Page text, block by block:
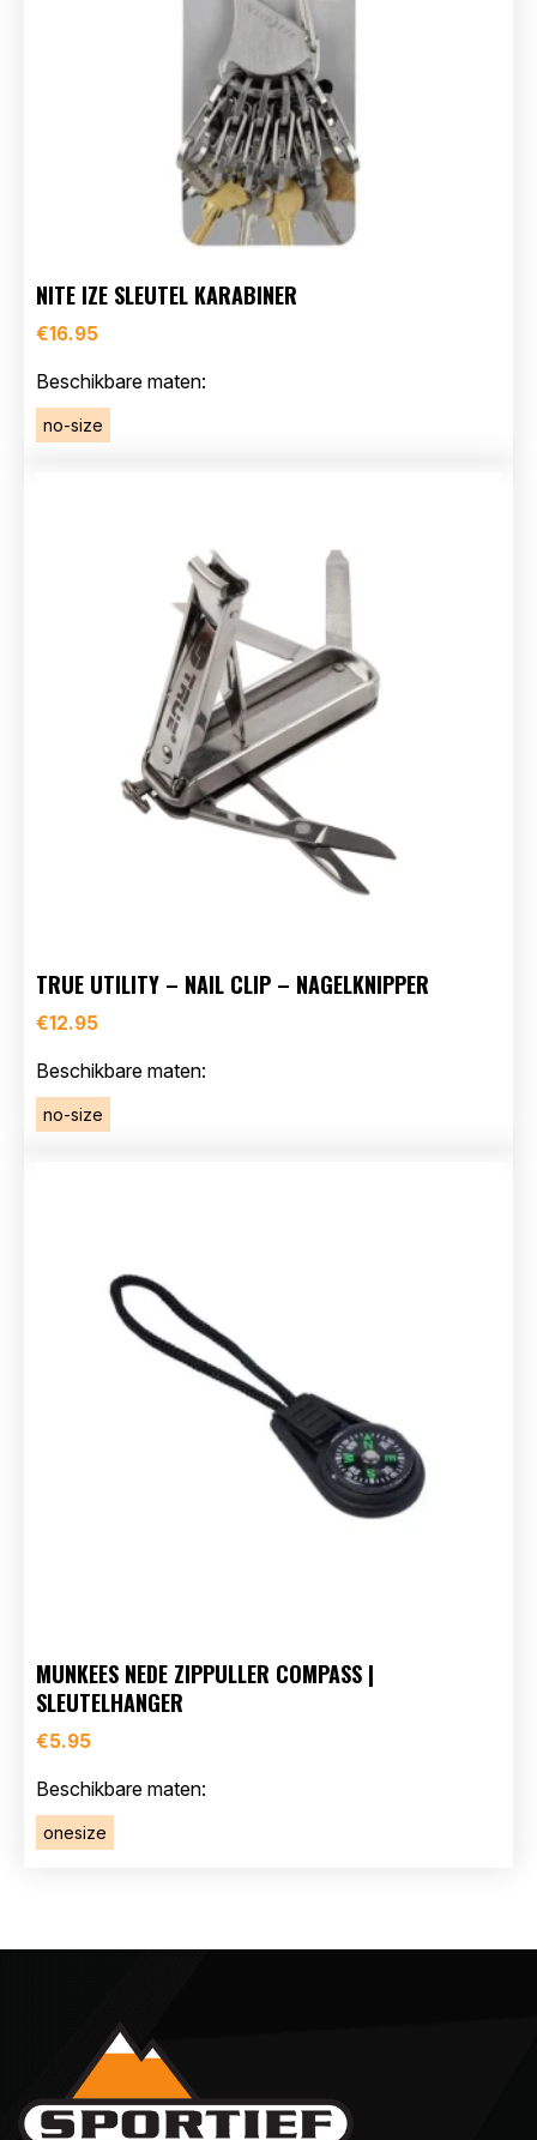
NITE IZE SLEUTEL KARABINER
€16.95
Beschikbare maten:
no-size
TRUE UTILITY – NAIL CLIP – NAGELKNIPPER
€12.95
Beschikbare maten:
no-size
MUNKEES NEDE ZIPPULLER COMPASS |
SLEUTELHANGER
€5.95
Beschikbare maten:
onesize